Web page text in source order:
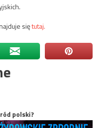
siętutaj.
polski?